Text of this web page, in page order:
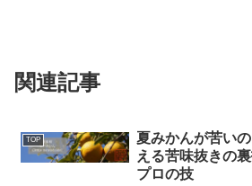
関連記事
TOP
夏みかんが苦い
える苦味抜きの
プロの技